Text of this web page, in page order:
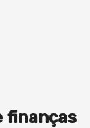
finanças